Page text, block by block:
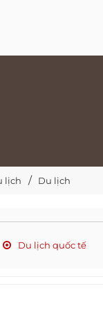
lịch Du lịch
Du lịch quốc tế